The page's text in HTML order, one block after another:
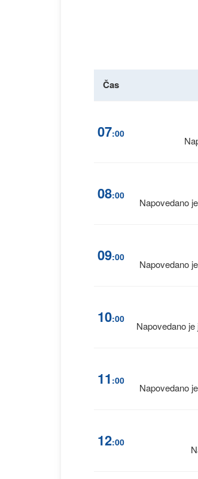
Čas
07:00
08:00
Napovedano
09:00
Napovedano
10:00
Napovedano
11 :00
Napovedano
12:00